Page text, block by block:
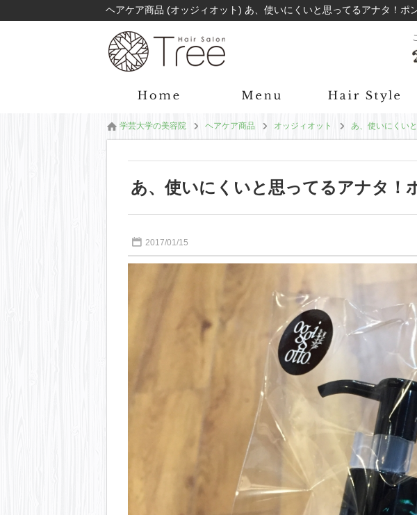
学芸大学の美容院 ヘアケア商品 オッジィオット あ、使いにくい
あ、使いにくいと思ってるアナタ！
2017/01/15